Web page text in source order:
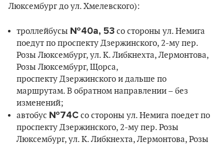
Люксембург до ул. Хмелевского):
троллейбусы №40а, 53 со стороны ул. Немига
поедут по проспекту Дзержинского, 2-му пер.
Розы Люксембург, ул. К. Либкнехта, Лермонтова,
Розы Люксембург, Щорса,
проспекту Дзержинского и дальше по
маршрутам. В обратном направлении – без
изменений;
автобус №74С со стороны ул. Немига поедет по
проспекту Дзержинского, 2-му пер. Розы
Люксембург, ул. К. Либкнехта, Лермонтова, Розы